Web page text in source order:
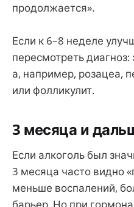
продолжается».
Если к 6–8 неделе
пересмотреть
а, например, розацеа,
или фолликулит.
3 месяца и
Если алкоголь был
3 месяца часто видно
меньше воспалений,